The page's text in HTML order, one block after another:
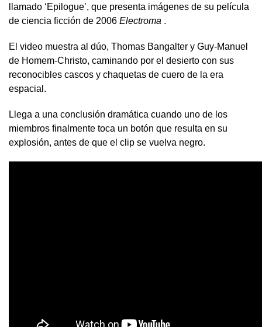
llamado ‘Epilogue’, que presenta imágenes de su película
de ciencia ficción de 2006 Electroma .
El video muestra al dúo, Thomas Bangalter y Guy-Manuel
de Homem-Christo, caminando por el desierto con sus
reconocibles cascos y chaquetas de cuero de la era
espacial.
Llega a una conclusión dramática cuando uno de los
miembros finalmente toca un botón que resulta en su
explosión, antes de que el clip se vuelva negro.